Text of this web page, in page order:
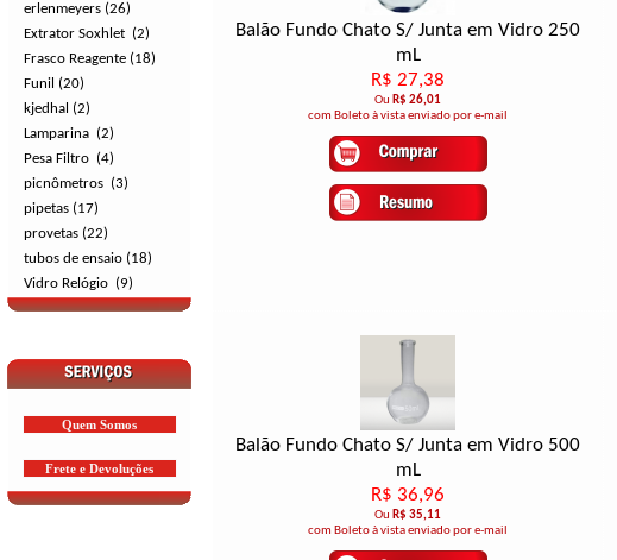
erlenmeyers (26)
Extrator Soxhlet (2)
Frasco Reagente (18)
Funil (20)
kjedhal (2)
Lamparina (2)
Pesa Filtro (4)
picnômetros (3)
pipetas (17)
provetas (22)
tubos de ensaio (18)
Vidro Relógio (9)
Quem Somos
Frete e Devoluções
Balão Fundo Chato S/ Junta em Vidro 250
mL
R$ 27,38
Ou R$ 26,01
com Boleto à vista enviado por e-mail
Balão Fundo Chato S/ Junta em Vidro 500
mL
R$ 36,96
Ou R$ 35,11
com Boleto à vista enviado por e-mail